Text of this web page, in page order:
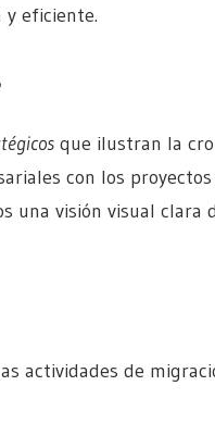
eficiente.
que ilustran la
con los
una visión visual clara
actividades de